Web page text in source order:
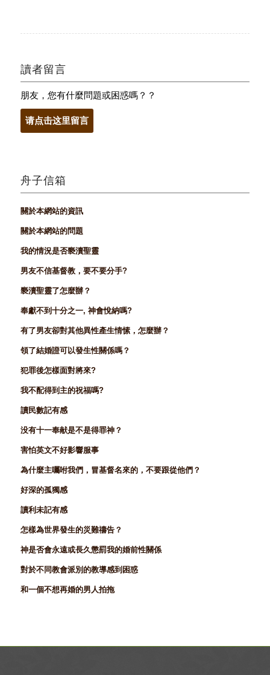
讀者留言
朋友，您有什麼問題或困惑嗎？？
请点击这里留言
舟子信箱
關於本網站的資訊
關於本網站的問題
我的情況是否褻瀆聖靈
男友不信基督教，要不要分手?
褻瀆聖靈了怎麼辦？
奉獻不到十分之一, 神會悅納嗎?
有了男友卻對其他異性產生情愫，怎麼辦？
領了結婚證可以發生性關係嗎？
犯罪後怎樣面對將來?
我不配得到主的祝福嗎?
讀民數記有感
没有十一奉献是不是得罪神？
害怕英文不好影響服事
為什麼主囑咐我們，冒基督名來的，不要跟從他們？
好深的孤獨感
讀利未記有感
怎樣為世界發生的災難禱告？
神是否會永遠或長久懲罰我的婚前性關係
對於不同教會派別的教導感到困惑
和一個不想再婚的男人拍拖